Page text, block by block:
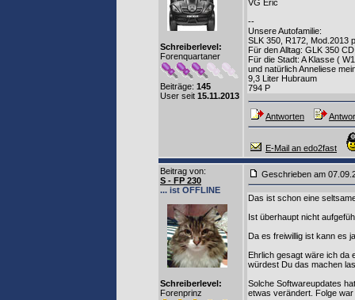
Schreiberlevel:
Forenquartaner
Beiträge: 145
User seit 15.11.2013
VG Eric
--
Unsere Autofamilie:
SLK 350, R172, Mod.2013
Für den Alltag: GLK 350
Für die Stadt: A Klasse (
und natürlich Anneliese
9,3 Liter Hubraum
794 P
Antworten
E-Mail an edo2fast
Beitrag von:
S - FP 230
... ist OFFLINE
Schreiberlevel:
Forenprinz
Geschrieben am
Das ist schon eine
Ist überhaupt nicht
Da es freiwillig ist kann es
Ehrlich gesagt wäre ich da
würdest Du das machen
Solche Softwareupdates
etwas verändert. Folge